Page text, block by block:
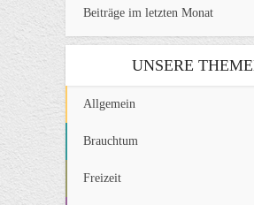
Beiträge im letzten Monat
UNSERE
Allgemein
Brauchtum
Freizeit